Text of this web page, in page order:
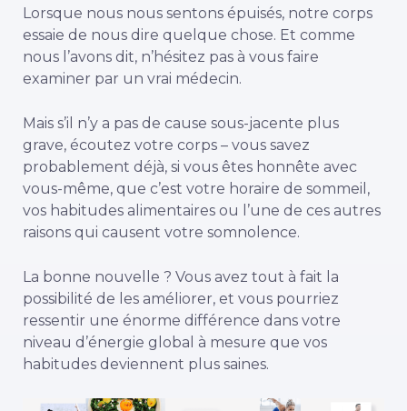
Lorsque nous nous sentons épuisés, notre corps
essaie de nous dire quelque chose. Et comme
nous l’avons dit, n’hésitez pas à vous faire
examiner par un vrai médecin.
Mais s’il n’y a pas de cause sous-jacente plus
grave, écoutez votre corps – vous savez
probablement déjà, si vous êtes honnête avec
vous-même, que c’est votre horaire de sommeil,
vos habitudes alimentaires ou l’une de ces autres
raisons qui causent votre somnolence.
La bonne nouvelle ? Vous avez tout à fait la
possibilité de les améliorer, et vous pourriez
ressentir une énorme différence dans votre
niveau d’énergie global à mesure que vos
habitudes deviennent plus saines.